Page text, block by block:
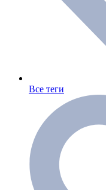
Все теги